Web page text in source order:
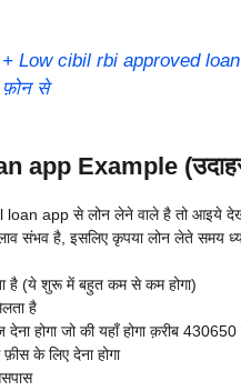
Low cibil rbi approved
से
app Example
loan app से लोन लेने वाले है तो आइये
संभव है, इसलिए कृपया लोन लेते समय
है (ये शुरू में बहुत कम से कम होगा)
है
होगा जो की यहाँ होगा क़रीब
के लिए देना होगा